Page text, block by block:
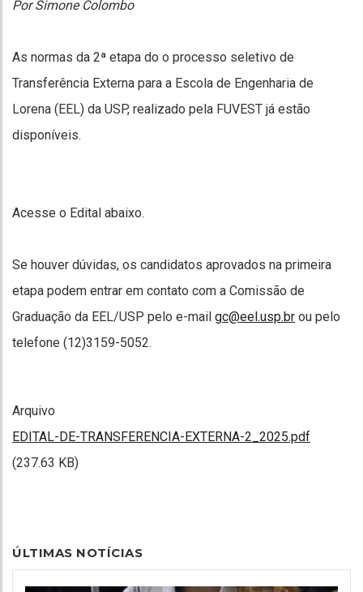
Por Simone Colombo
As normas da 2ª etapa do o processo seletivo de
Transferência Externa para a Escola de Engenharia de
Lorena (EEL) da USP, realizado pela FUVEST já estão
disponíveis.
Acesse o Edital abaixo.
Se houver dúvidas, os candidatos aprovados na primeira
etapa podem entrar em contato com a Comissão de
Graduação da EEL/USP pelo e-mail gc@eel.usp.br ou pelo
telefone (12)3159-5052.
Arquivo
EDITAL-DE-TRANSFERENCIA-EXTERNA-2_2025.pdf
(237.63 KB)
ÚLTIMAS NOTÍCIAS